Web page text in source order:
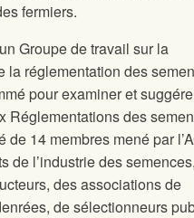
fermiers.
Groupe de travail sur la
la réglementation des
pour examiner et
Réglementations des
de 14 membres mené par
de l’industrie des
des associations de
de sélectionneurs